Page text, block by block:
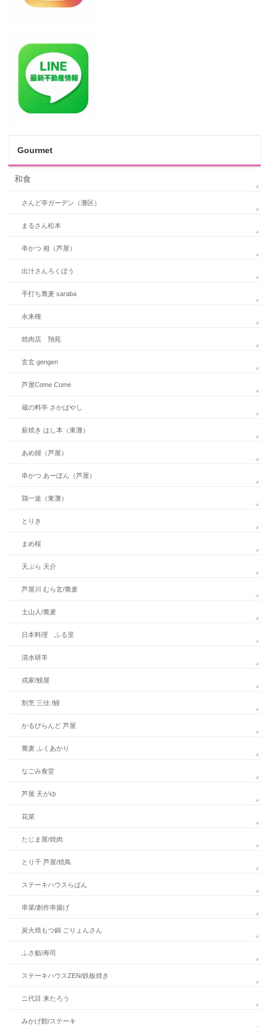
Gourmet
和食
さんど亭ガーデン（灘区）
まるさん松本
串かつ 相（芦屋）
出汁さんろくぼう
手打ち蕎麦 saraba
永来権
焼肉店 翔苑
玄玄 gengen
芦屋Come Come
蔵の料亭 さかばやし
薪焼き はし本（東灘）
あめ婦（芦屋）
串かつ あーぼん（芦屋）
鶏一途（東灘）
とりき
まめ桜
天ぷら 天介
芦屋川 むら玄/蕎麦
土山人/蕎麦
日本料理 ふる里
清水研羊
戎家/鰻屋
割烹 三佳 /鰻
かるびらんど 芦屋
蕎麦 ふくあかり
なごみ食堂
芦屋 天がゆ
花菜
たじま屋/焼肉
とり千 芦屋/焼鳥
ステーキハウスらぱん
串菜/創作串揚げ
炭火焼もつ鍋 ごりょんさん
ふさ鮨/寿司
ステーキハウスZEN/鉄板焼き
ニ代目 来たろう
みかげ館/ステーキ